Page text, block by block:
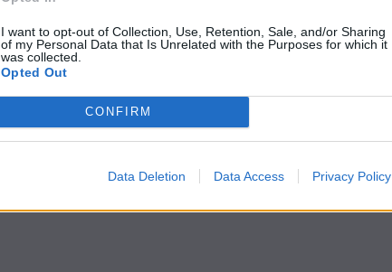
I want to opt-out of Collection, Use, Retention, Sale, and/or Sharing
of my Personal Data that Is Unrelated with the Purposes for which it
was collected.
Opted Out
CONFIRM
Data Deletion Data Access Privacy Policy